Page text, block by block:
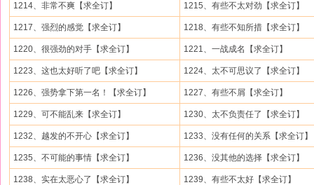
1214、非常不爽【求全订】 1215、有些不太对劲【求全订】
1217、强烈的感觉【求全订】 1218、有些不知所措【求全订】
1220、很强劲的对手【求全订】 1221、一战成名【求全订】
1223、这也太好听了吧【求全订】 1224、太不可思议了【求全订】
1226、强势拿下第一名！【求全订】 1227、有些不屑【求全订】
1229、可不能乱来【求全订】 1230、太不负责任了【求全订】
1232、越发的不开心【求全订】 1233、没有任何的关系【求全订】
1235、不可能的事情【求全订】 1236、没其他的选择【求全订】
1238、实在太恶心了【求全订】 1239、有些不太好【求全订】